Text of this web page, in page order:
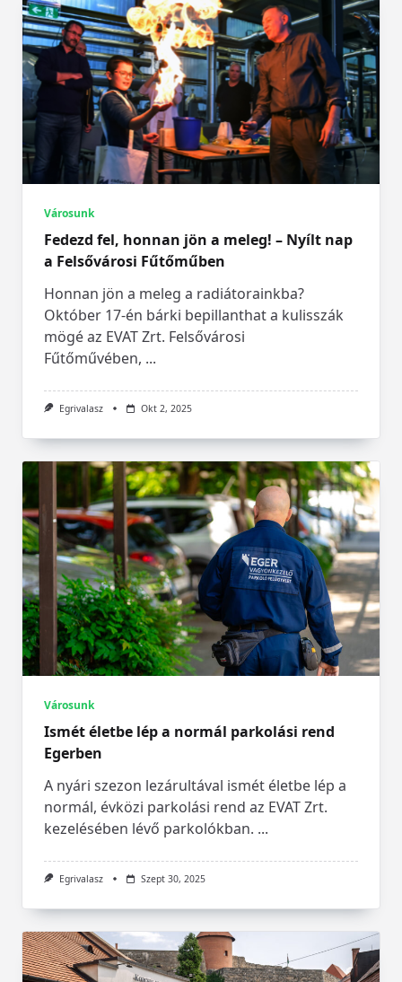
Városunk
Fedezd fel, honnan jön a meleg! – Nyílt nap
a Felsővárosi Fűtőműben
Honnan jön a meleg a radiátorainkba?
Október 17-én bárki bepillanthat a kulisszák
mögé az EVAT Zrt. Felsővárosi
Fűtőművében, ...
Egrivalasz Okt 2, 2025
Városunk
Ismét életbe lép a normál parkolási rend
Egerben
A nyári szezon lezárultával ismét életbe lép a
normál, évközi parkolási rend az EVAT Zrt.
kezelésében lévő parkolókban. ...
Egrivalasz Szept 30, 2025